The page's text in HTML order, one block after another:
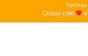
Termos|
Criado com
e